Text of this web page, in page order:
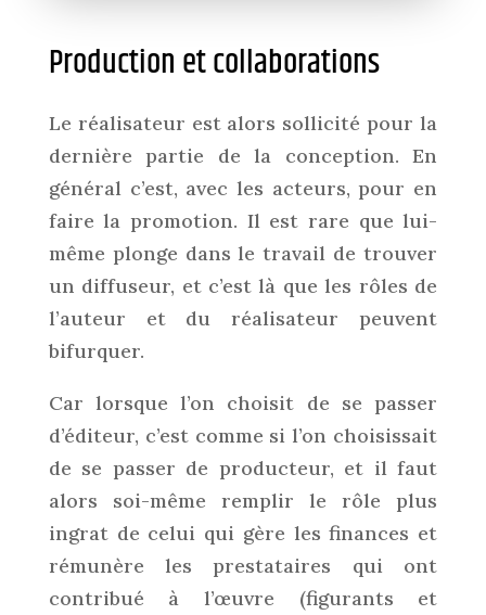
Production et collaborations
Le réalisateur est alors sollicité pour la
dernière partie de la conception. En
général c’est, avec les acteurs, pour en
faire la promotion. Il est rare que lui-
même plonge dans le travail de trouver
un diffuseur, et c’est là que les rôles de
l’auteur et du réalisateur peuvent
bifurquer.
Car lorsque l’on choisit de se passer
d’éditeur, c’est comme si l’on choisissait
de se passer de producteur, et il faut
alors soi-même remplir le rôle plus
ingrat de celui qui gère les finances et
rémunère les prestataires qui ont
contribué à l’œuvre (figurants et